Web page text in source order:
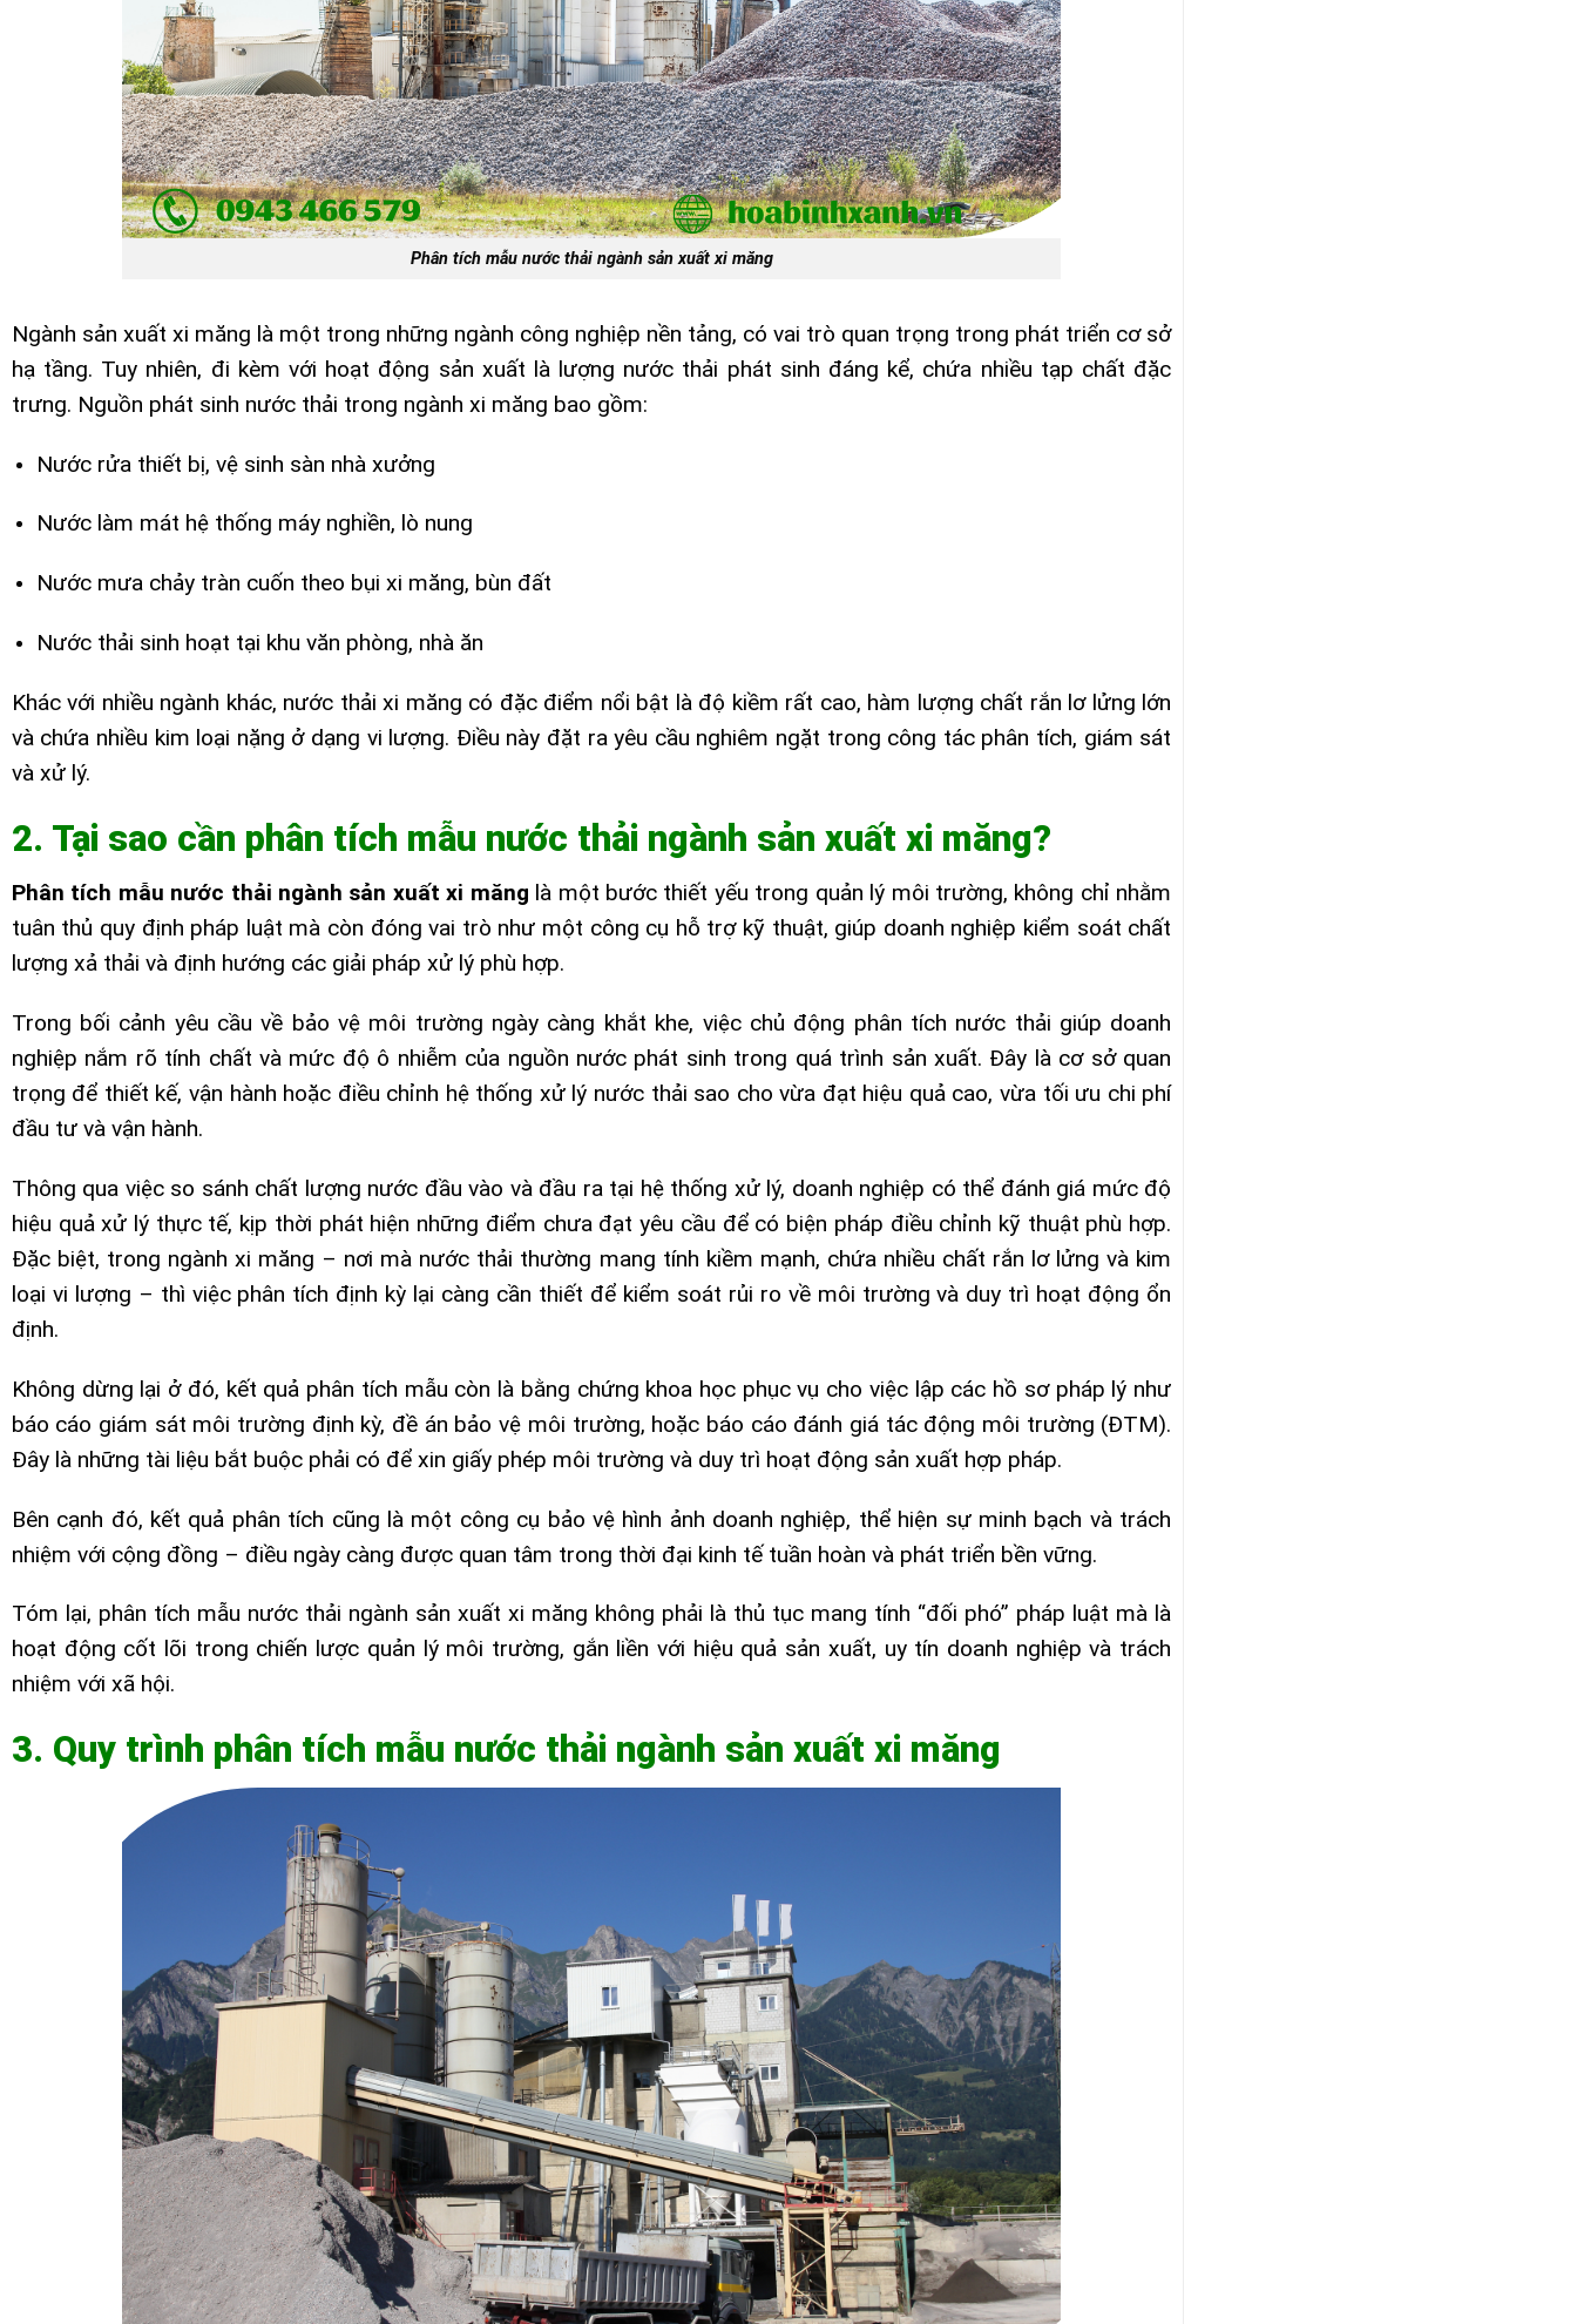
Phân tích mẫu nước thải ngành sản xuất xi măng
Ngành sản xuất xi măng là một trong những ngành công nghiệp nền tảng, có vai trò quan trọng trong phát triển cơ sở
hạ tầng. Tuy nhiên, đi kèm với hoạt động sản xuất là lượng nước thải phát sinh đáng kể, chứa nhiều tạp chất đặc
trưng. Nguồn phát sinh nước thải trong ngành xi măng bao gồm:
Nước rửa thiết bị, vệ sinh sàn nhà xưởng
Nước làm mát hệ thống máy nghiền, lò nung
Nước mưa chảy tràn cuốn theo bụi xi măng, bùn đất
Nước thải sinh hoạt tại khu văn phòng, nhà ăn
Khác với nhiều ngành khác, nước thải xi măng có đặc điểm nổi bật là độ kiềm rất cao, hàm lượng chất rắn lơ lửng lớn
và chứa nhiều kim loại nặng ở dạng vi lượng. Điều này đặt ra yêu cầu nghiêm ngặt trong công tác phân tích, giám sát
và xử lý.
2. Tại sao cần phân tích mẫu nước thải ngành sản xuất xi măng?
Phân tích mẫu nước thải ngành sản xuất xi măng là một bước thiết yếu trong quản lý môi trường, không chỉ nhằm
tuân thủ quy định pháp luật mà còn đóng vai trò như một công cụ hỗ trợ kỹ thuật, giúp doanh nghiệp kiểm soát chất
lượng xả thải và định hướng các giải pháp xử lý phù hợp.
Trong bối cảnh yêu cầu về bảo vệ môi trường ngày càng khắt khe, việc chủ động phân tích nước thải giúp doanh
nghiệp nắm rõ tính chất và mức độ ô nhiễm của nguồn nước phát sinh trong quá trình sản xuất. Đây là cơ sở quan
trọng để thiết kế, vận hành hoặc điều chỉnh hệ thống xử lý nước thải sao cho vừa đạt hiệu quả cao, vừa tối ưu chi phí
đầu tư và vận hành.
Thông qua việc so sánh chất lượng nước đầu vào và đầu ra tại hệ thống xử lý, doanh nghiệp có thể đánh giá mức độ
hiệu quả xử lý thực tế, kịp thời phát hiện những điểm chưa đạt yêu cầu để có biện pháp điều chỉnh kỹ thuật phù hợp.
Đặc biệt, trong ngành xi măng – nơi mà nước thải thường mang tính kiềm mạnh, chứa nhiều chất rắn lơ lửng và kim
loại vi lượng – thì việc phân tích định kỳ lại càng cần thiết để kiểm soát rủi ro về môi trường và duy trì hoạt động ổn
định.
Không dừng lại ở đó, kết quả phân tích mẫu còn là bằng chứng khoa học phục vụ cho việc lập các hồ sơ pháp lý như
báo cáo giám sát môi trường định kỳ, đề án bảo vệ môi trường, hoặc báo cáo đánh giá tác động môi trường (ĐTM).
Đây là những tài liệu bắt buộc phải có để xin giấy phép môi trường và duy trì hoạt động sản xuất hợp pháp.
Bên cạnh đó, kết quả phân tích cũng là một công cụ bảo vệ hình ảnh doanh nghiệp, thể hiện sự minh bạch và trách
nhiệm với cộng đồng – điều ngày càng được quan tâm trong thời đại kinh tế tuần hoàn và phát triển bền vững.
Tóm lại, phân tích mẫu nước thải ngành sản xuất xi măng không phải là thủ tục mang tính “đối phó” pháp luật mà là
hoạt động cốt lõi trong chiến lược quản lý môi trường, gắn liền với hiệu quả sản xuất, uy tín doanh nghiệp và trách
nhiệm với xã hội.
3. Quy trình phân tích mẫu nước thải ngành sản xuất xi măng